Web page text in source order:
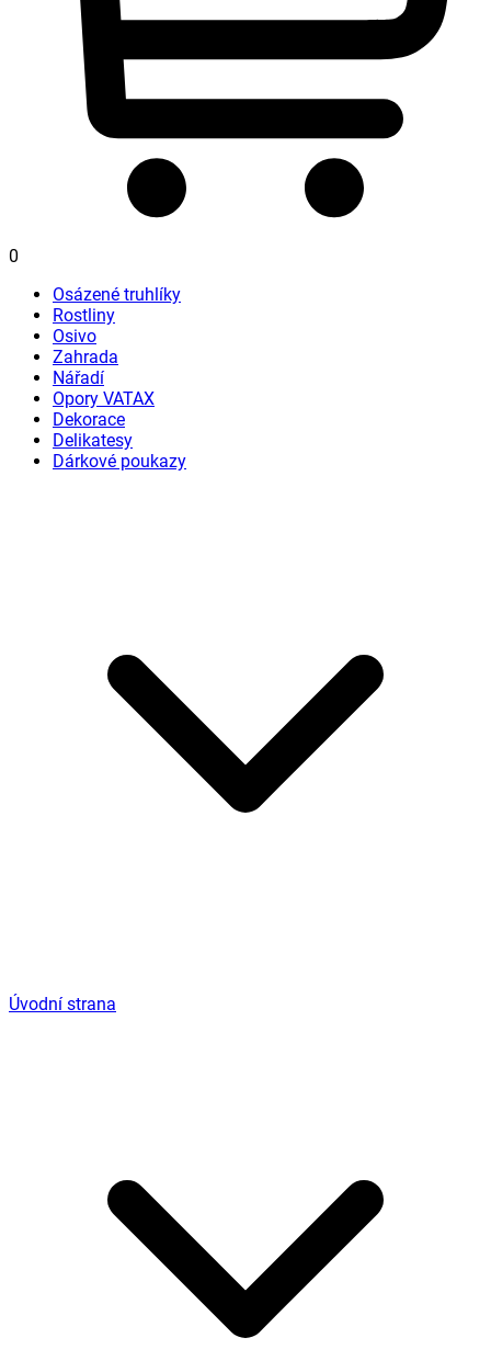
0
Osázené truhlíky
Rostliny
Osivo
Zahrada
Nářadí
Opory VATAX
Dekorace
Delikatesy
Dárkové poukazy
Úvodní strana